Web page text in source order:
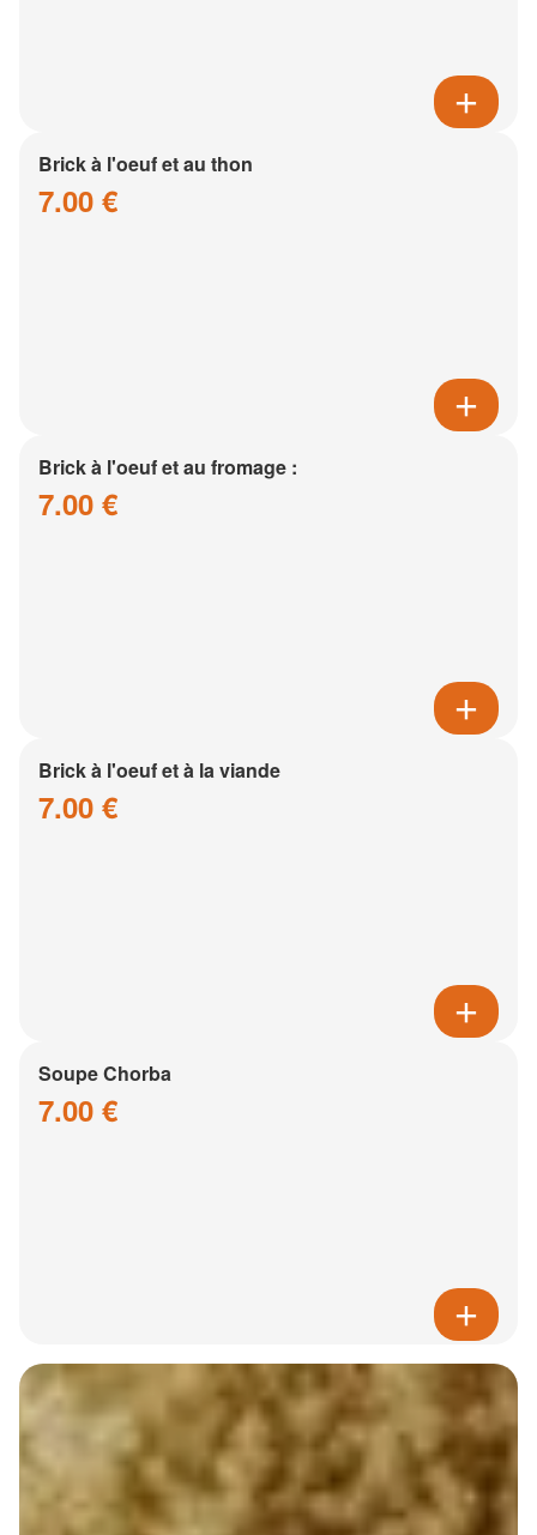
Brick à l'oeuf et au thon
7.00 €
Brick à l'oeuf et au fromage :
7.00 €
Brick à l'oeuf et à la viande
7.00 €
Soupe Chorba
7.00 €